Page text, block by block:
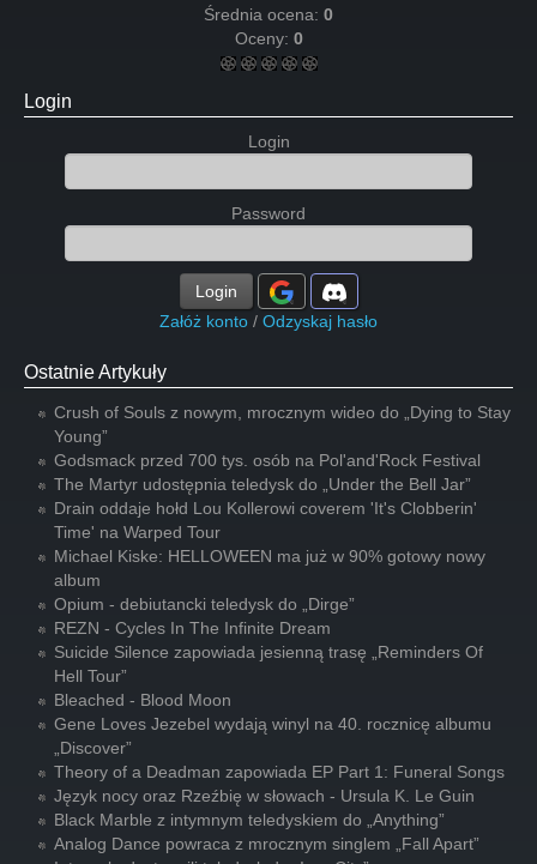
Średnia ocena: 0
Oceny: 0
Login
Login
Password
Login
Załóż konto / Odzyskaj hasło
Ostatnie Artykuły
Crush of Souls z nowym, mrocznym wideo do „Dying to Stay
Young”
Godsmack przed 700 tys. osób na Pol'and'Rock Festival
The Martyr udostępnia teledysk do „Under the Bell Jar”
Drain oddaje hołd Lou Kollerowi coverem 'It's Clobberin'
Time' na Warped Tour
Michael Kiske: HELLOWEEN ma już w 90% gotowy nowy
album
Opium - debiutancki teledysk do „Dirge”
REZN - Cycles In The Infinite Dream
Suicide Silence zapowiada jesienną trasę „Reminders Of
Hell Tour”
Bleached - Blood Moon
Gene Loves Jezebel wydają winyl na 40. rocznicę albumu
„Discover”
Theory of a Deadman zapowiada EP Part 1: Funeral Songs
Język nocy oraz Rzeźbię w słowach - Ursula K. Le Guin
Black Marble z intymnym teledyskiem do „Anything”
Analog Dance powraca z mrocznym singlem „Fall Apart”